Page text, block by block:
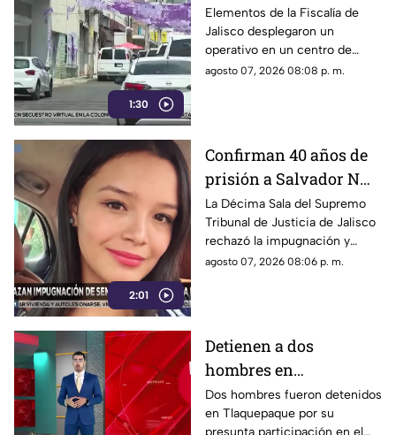
1:30
anexo de la colonia
Olímpica en
Guadalajara
Elementos de la Fiscalía de
Jalisco desplegaron un
operativo en un centro de
rehabilitación de la colonia
agosto 07, 2026 08:08 p. m.
2:01
Confirman 40 años de
prisión a Salvador N
por el feminicidio de
Isis Urteaga
La Décima Sala del Supremo
Tribunal de Justicia de Jalisco
rechazó la impugnación y
confirmó la sentencia contra
agosto 07, 2026 08:06 p. m.
Detienen a dos
hombres en
Tlaquepaque por
presunto abuso y
Dos hombres fueron detenidos
en Tlaquepaque por su